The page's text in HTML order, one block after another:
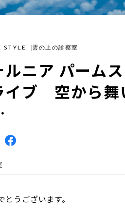
ルニア パーム
イブ 空から舞
STYLE 雲の上の診察室
うございます。